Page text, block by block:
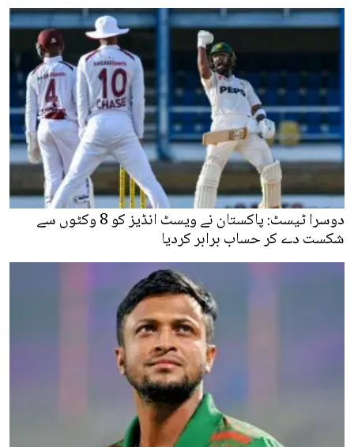
دوسرا ٹیسٹ: پاکستان نے ویسٹ انڈیز کو 8 وکٹوں سے
شکست دے کر حساب برابر کردیا